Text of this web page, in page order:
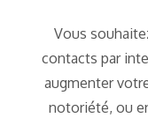
Vous
contacts par
augmenter
notoriété, ou